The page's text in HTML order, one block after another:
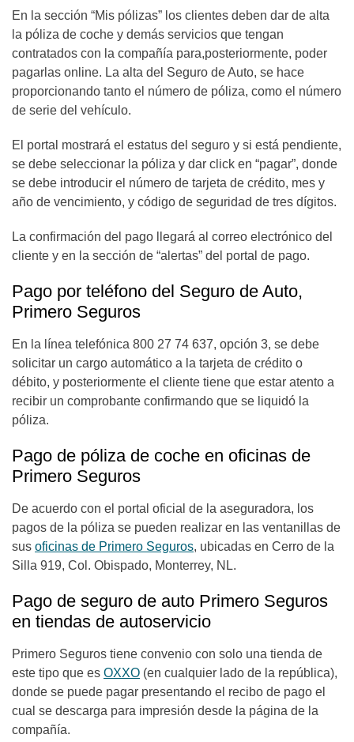
En la sección “Mis pólizas” los clientes deben dar de alta
la póliza de coche y demás servicios que tengan
contratados con la compañía para,posteriormente, poder
pagarlas online. La alta del Seguro de Auto, se hace
proporcionando tanto el número de póliza, como el número
de serie del vehículo.
El portal mostrará el estatus del seguro y si está pendiente,
se debe seleccionar la póliza y dar click en “pagar”, donde
se debe introducir el número de tarjeta de crédito, mes y
año de vencimiento, y código de seguridad de tres dígitos.
La confirmación del pago llegará al correo electrónico del
cliente y en la sección de “alertas” del portal de pago.
Pago por teléfono del Seguro de Auto,
Primero Seguros
En la línea telefónica 800 27 74 637, opción 3, se debe
solicitar un cargo automático a la tarjeta de crédito o
débito, y posteriormente el cliente tiene que estar atento a
recibir un comprobante confirmando que se liquidó la
póliza.
Pago de póliza de coche en oficinas de
Primero Seguros
De acuerdo con el portal oficial de la aseguradora, los
pagos de la póliza se pueden realizar en las ventanillas de
sus oficinas de Primero Seguros, ubicadas en Cerro de la
Silla 919, Col. Obispado, Monterrey, NL.
Pago de seguro de auto Primero Seguros
en tiendas de autoservicio
Primero Seguros tiene convenio con solo una tienda de
este tipo que es OXXO (en cualquier lado de la república),
donde se puede pagar presentando el recibo de pago el
cual se descarga para impresión desde la página de la
compañía.